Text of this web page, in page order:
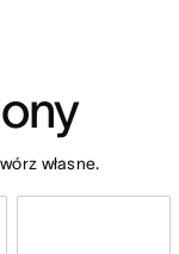
własne.